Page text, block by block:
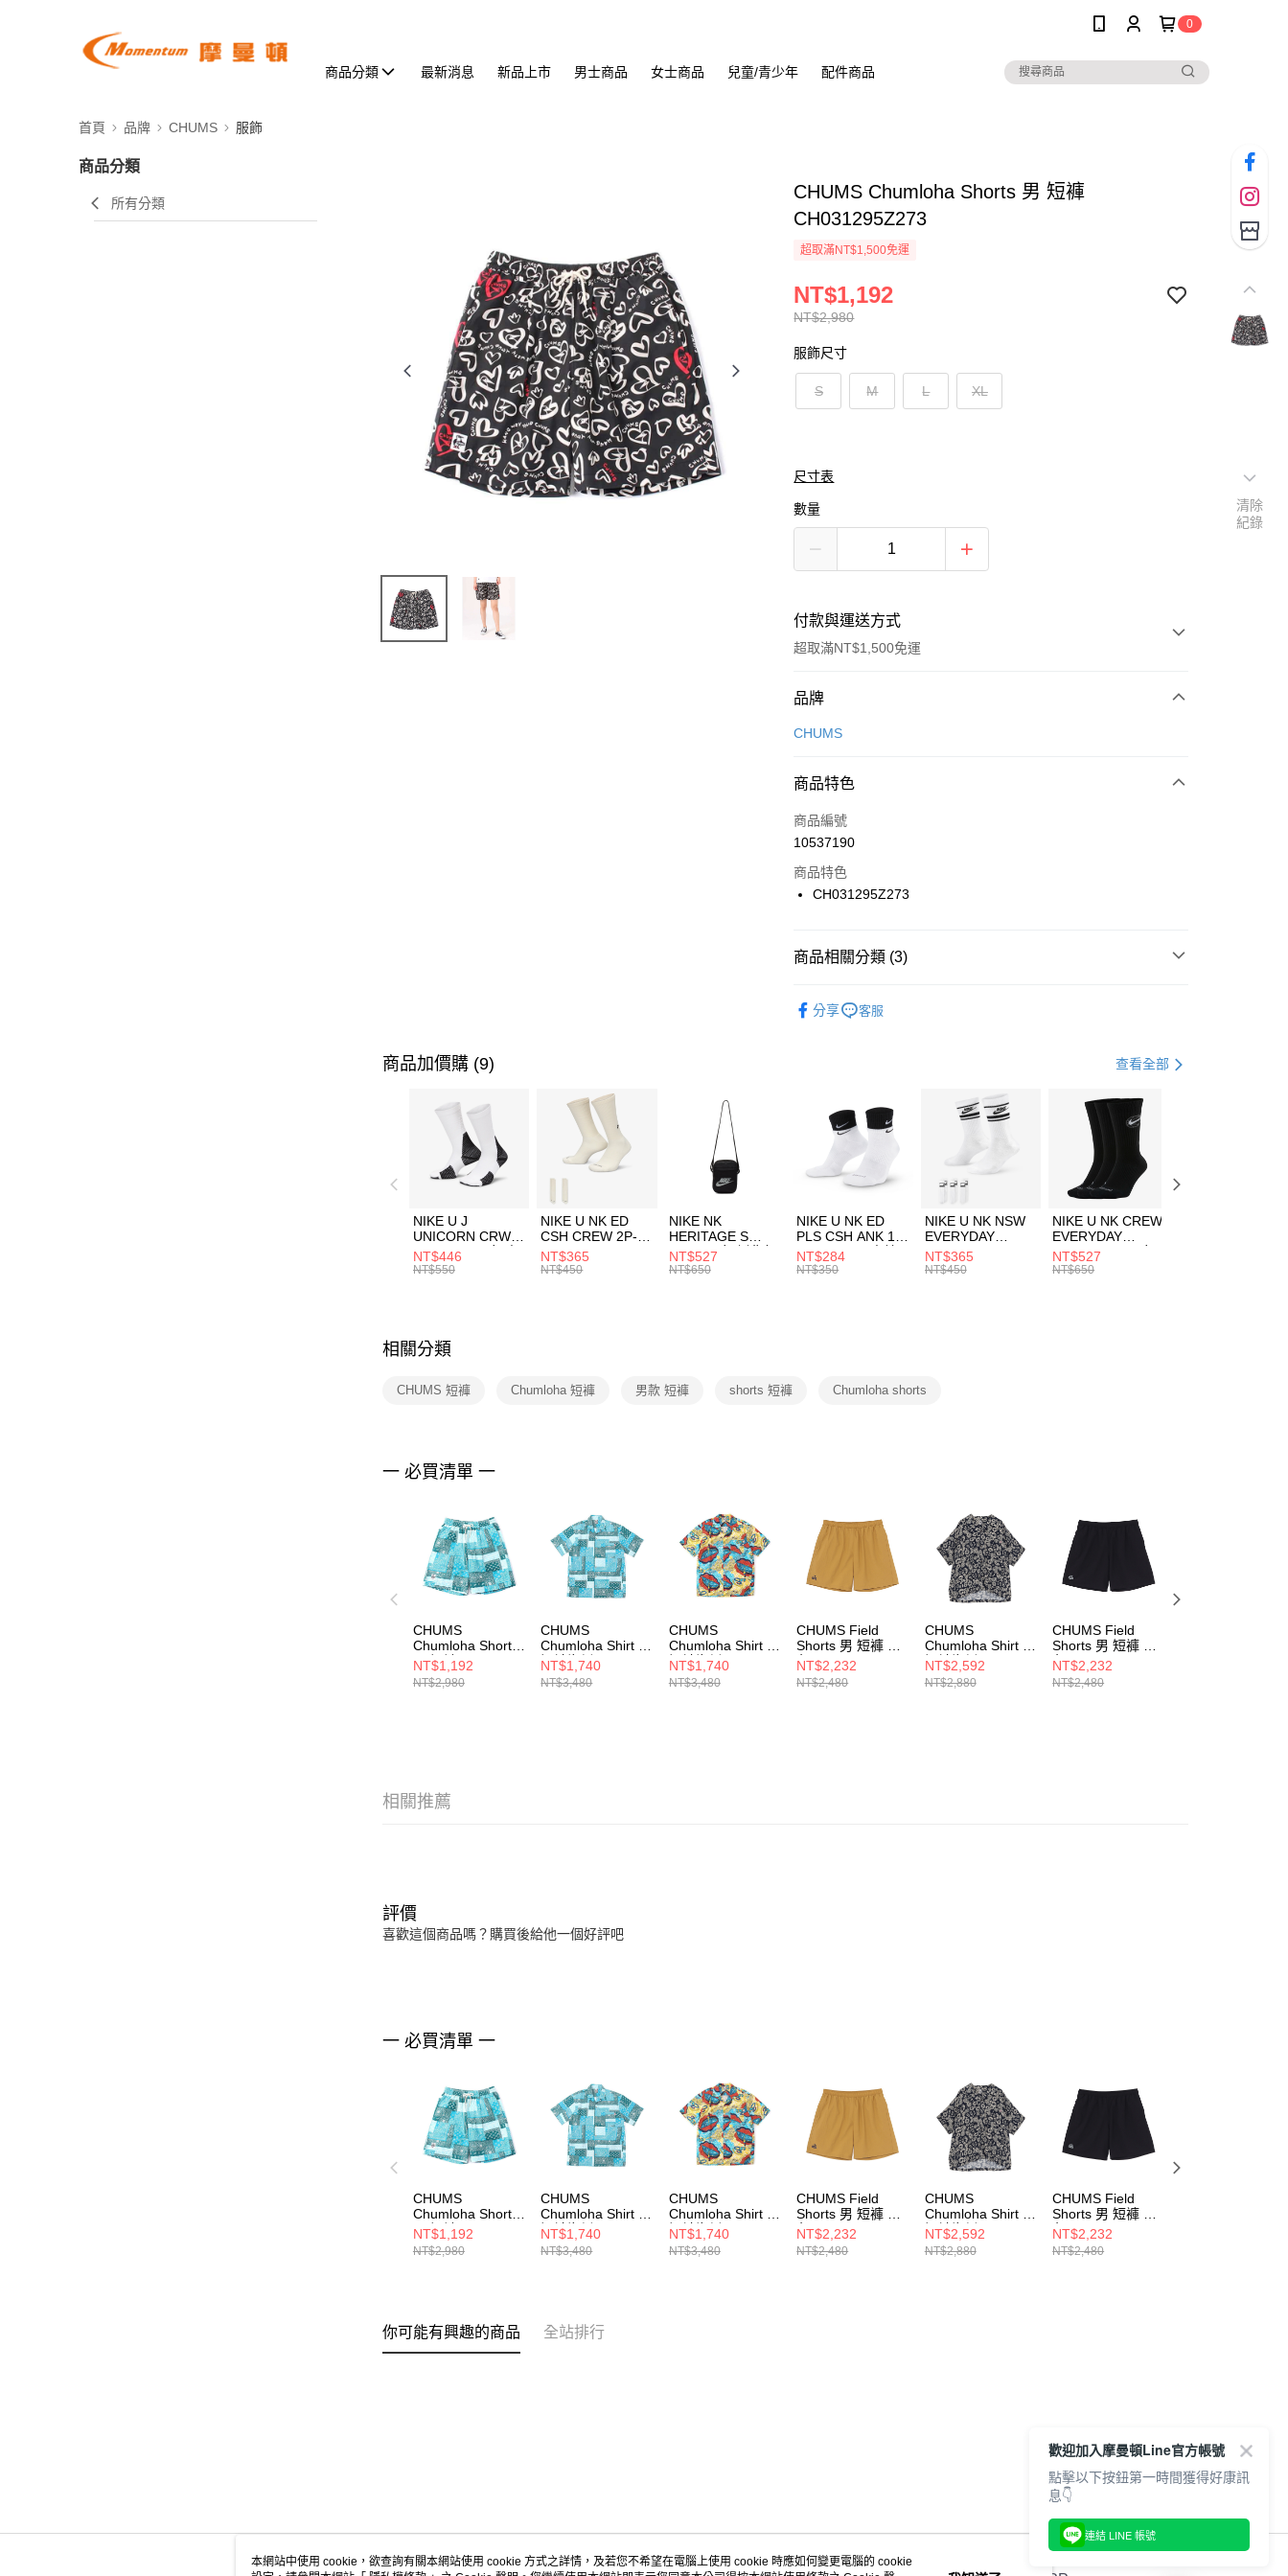
0
商品分類 最新消息 新品上市 男士商品 女士商品 兒童/青少年 配件商品
首頁 品牌 CHUMS 服飾
商品分類
所有分類
CHUMS Chumloha Shorts 男 短褲
CH031295Z273
超取滿NT$1,500免運
NT$2,980
NT$1,192
服飾尺寸
S M L XL
尺寸表
數量
付款與運送方式
超取滿NT$1,500免運
付款方式
信用卡一次付款
合作金庫商業銀行
華南商業銀行
上海商業儲蓄銀行
國泰世華商業銀行
聯邦商業銀行
台新國際商業銀行
LINE Pay
Apple Pay
【關於「AFTEE先享後付」】
３．安心：先確認商品／服務後，再付款。
【「AFTEE先享後付」結帳流程】
１．於結帳方式選擇「AFTEE先享後付」後，將跳轉至「AFTEE先享後
付」結帳頁面，進行簡訊認證並確認金額後，即可完成結帳。
２．訂單成立數日內，您將收到繳費通知簡訊。
３．收到繳費通知簡訊後14天內，點擊此簡訊中的連結，可透過四大超商
／ATM／網路銀行／等多元方式進行付款，方視為交易完成。
※ 請注意：結帳手續完成當下不需立刻繳費，但若您需要取消訂單，請聯
絡購買商品的店家。未經商家同意取消之訂單仍視為有效，需透過AFTEE
先享後付繳納相關費用。
交易，需依本服務之必要範圍內提供個人資料，並將交易相關給付款項請
４．使用「AFTEE先享後付」時，將依據個別帳號之用戶狀況，依本公司
即時審查核予不同之上限額度；若仍有額度不足之情形，本公司將視審查
結果請求用戶進行身份認證。
５．嚴禁一人註冊多個帳號或使用他人資訊註冊。若發現惡意使用之情
形，恩沛科技股份有限公司將有權停止該用戶之使用額度並採取法律行
每筆NT$100，滿NT$1,500(含以上)免運費
每筆NT$100，滿NT$1,500(含以上)免運費
付款後門市自取
每筆NT$100，滿NT$1,500(含以上)免運費
品牌
CHUMS
商品特色
商品編號
10537190
商品特色
CH031295Z273
商品相關分類 (3)
分享 客服
商品加價購 (9) 查看全部
NIKE U J
UNICORN CRW
1PR -160 男女 中
統襪 FZ3393100
NT$446
NT$550
NIKE U NK ED
CSH CREW 2P-
144 EMBRDY 男
女 短統襪
NT$365
NT$450
NIKE NK
HERITAGE S
SMIT 男女 側背包
BA5871010
NT$527
NT$650
NIKE U NK ED
PLS CSH ANK 1P
144 DBL 男 中統
襪 DH4058104
NT$284
NT$350
NIKE U NK NSW
EVERYDAY
ESSENTIAL CR
男女 短統襪
NT$365
NT$450
NIKE U NK CREW
EVERYDAY
BBALL 3PR 男女
長統襪
NT$527
NT$650
相關分類
CHUMS 短褲 Chumloha 短褲 男款 短褲 shorts 短褲 Chumloha shorts
一 必買清單 一
CHUMS
Chumloha Shorts
男 短褲
CH031295Z282
NT$1,192
NT$2,980
CHUMS
Chumloha Shirt 男
短袖襯衫
CH021105Z282
NT$1,740
NT$3,480
CHUMS
Chumloha Shirt 男
短袖襯衫
CH021105Z271
NT$1,740
NT$3,480
CHUMS Field
Shorts 男 短褲 棕
色
CH031427B005
NT$2,232
NT$2,480
CHUMS
Chumloha Shirt 男
短袖襯衫 Stamp
CH021263Z408
NT$2,592
NT$2,880
CHUMS Field
Shorts 男 短褲 黑
色
CH031427K001
NT$2,232
NT$2,480
相關推薦
評價
喜歡這個商品嗎？購買後給他一個好評吧
一 必買清單 一
CHUMS
Chumloha Shorts
男 短褲
CH031295Z282
NT$1,192
NT$2,980
CHUMS
Chumloha Shirt 男
短袖襯衫
CH021105Z282
NT$1,740
NT$3,480
CHUMS
Chumloha Shirt 男
短袖襯衫
CH021105Z271
NT$1,740
NT$3,480
CHUMS Field
Shorts 男 短褲 棕
色
CH031427B005
NT$2,232
NT$2,480
CHUMS
Chumloha Shirt 男
短袖襯衫 Stamp
CH021263Z408
NT$2,592
NT$2,880
CHUMS Field
Shorts 男 短褲 黑
色
CH031427K001
NT$2,232
NT$2,480
你可能有興趣的商品 全站排行
清除
紀錄
本網站中使用 cookie，欲查詢有關本網站使用 cookie 方式之詳情，及若您不希望在電腦上使用 cookie 時應如何變更電腦的 cookie
歡迎加入摩曼頓Line官方帳號
點擊以下按鈕第一時間獲得好康訊
息👇
連結 LINE 帳號